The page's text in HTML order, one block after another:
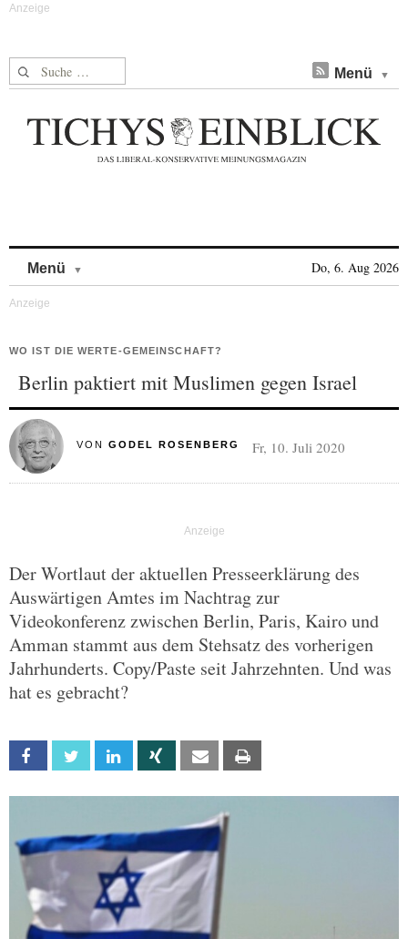
Suche nach: Menü
Menü Do, 6. Aug 2026
WO IST DIE WERTE-GEMEINSCHAFT?
Berlin paktiert mit Muslimen gegen Israel
VON GODEL ROSENBERG Fr, 10. Juli 2020
Der Wortlaut der aktuellen Presseerklärung des
Auswärtigen Amtes im Nachtrag zur
Videokonferenz zwischen Berlin, Paris, Kairo und
Amman stammt aus dem Stehsatz des vorherigen
Jahrhunderts. Copy/Paste seit Jahrzehnten. Und was
hat es gebracht?
Facebook Twitter Linkedin Xing Email